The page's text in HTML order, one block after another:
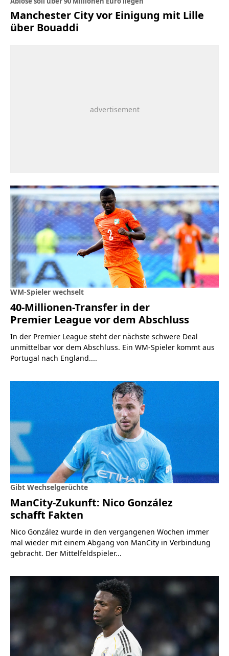
Manchester City vor Einigung mit Lille
über Bouaddi
WM-Spieler wechselt
40-Millionen-Transfer in der
Premier League vor dem Abschluss
In der Premier League steht der nächste schwere Deal
unmittelbar vor dem Abschluss. Ein WM-Spieler kommt aus
Portugal nach England....
Gibt Wechselgerüchte
ManCity-Zukunft: Nico González
schafft Fakten
Nico González wurde in den vergangenen Wochen immer
mal wieder mit einem Abgang von ManCity in Verbindung
gebracht. Der Mittelfeldspieler...